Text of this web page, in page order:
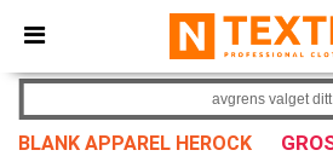
× Ntextil-app
Bedre priser i appen!
BLANK APPAREL HEROCK
avgrens valget ditt